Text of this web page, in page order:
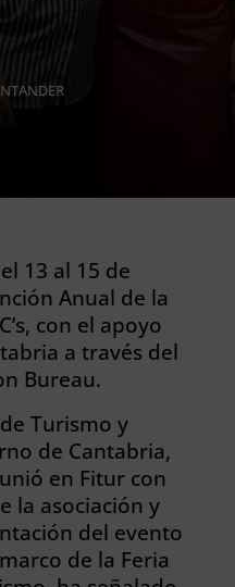
13 al 15 de
Anual de la
con el apoyo
a través del
Bureau.
Turismo y
de Cantabria,
en Fitur con
la asociación y
del evento
de la Feria